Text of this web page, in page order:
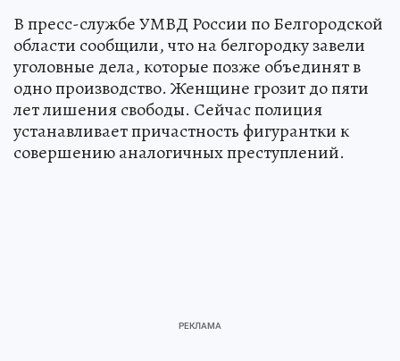
В пресс-службе УМВД России по Белгородской
области сообщили, что на белгородку завели
уголовные дела, которые позже объединят в
одно производство. Женщине грозит до пяти
лет лишения свободы. Сейчас полиция
устанавливает причастность фигурантки к
совершению аналогичных преступлений.